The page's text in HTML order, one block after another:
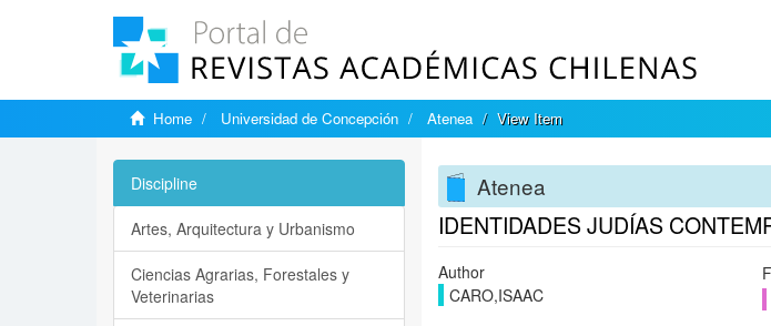
Home Universidad de Concepción Atenea View Item
Atenea
IDENTIDADES JUDÍAS
Author
CARO,ISAAC
Discipline
Artes, Arquitectura y Urbanismo
Ciencias Agrarias, Forestales y
Veterinarias